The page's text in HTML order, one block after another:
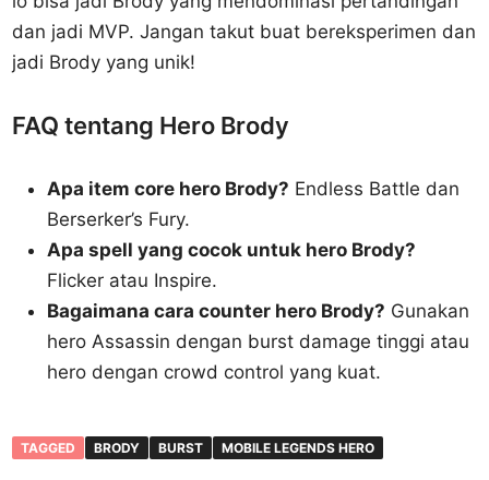
dan jadi MVP. Jangan takut buat bereksperimen dan
jadi Brody yang unik!
FAQ tentang Hero Brody
Apa item core hero Brody? Endless Battle dan
Berserker’s Fury.
Apa spell yang cocok untuk hero Brody?
Flicker atau Inspire.
Bagaimana cara counter hero Brody? Gunakan
hero Assassin dengan burst damage tinggi atau
hero dengan crowd control yang kuat.
TAGGED BRODY BURST MOBILE LEGENDS HERO